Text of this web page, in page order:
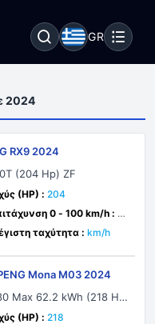
GR
2024
RX9 2024
(204 Hp) ZF
(HP) : 204
0 - 100 km/h : δε
ταχύτητα : km/h
Mona M03 2024
Max 62.2 kWh (218 H
Electric
(HP) : 218